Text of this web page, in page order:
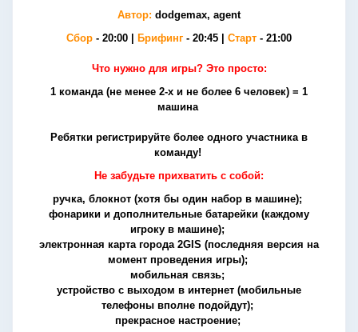
Автор: dodgemax, agent
Сбор - 20:00 | Брифинг - 20:45 | Старт - 21:00
Что нужно для игры? Это просто:
1 команда (не менее 2-х и не более 6 человек) = 1
машина
Ребятки регистрируйте более одного участника в
команду!
Не забудьте прихватить с собой:
ручка, блокнот (хотя бы один набор в машине);
фонарики и дополнительные батарейки (каждому
игроку в машине);
электронная карта города 2GIS (последняя версия на
момент проведения игры);
мобильная связь;
устройство с выходом в интернет (мобильные
телефоны вполне подойдут);
прекрасное настроение;